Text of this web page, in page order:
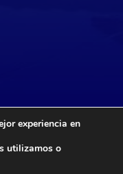
experiencia en
utilizamos o